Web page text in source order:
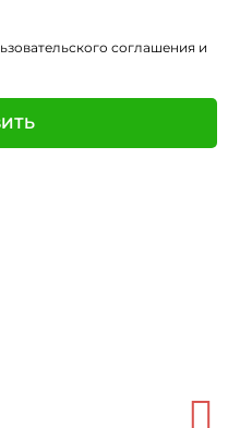
соглашения и